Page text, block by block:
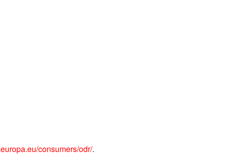
consumers/odr/.